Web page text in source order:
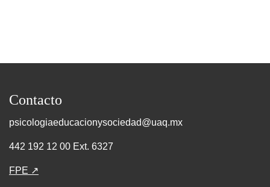
Contacto
psicologiaeducacionysociedad@uaq.mx
442 192 12 00 Ext. 6327
FPE ↗